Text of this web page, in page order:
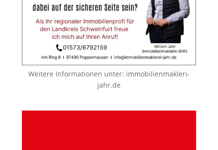
Weitere Informationen unter: immobilienmakleri-
jahr.de